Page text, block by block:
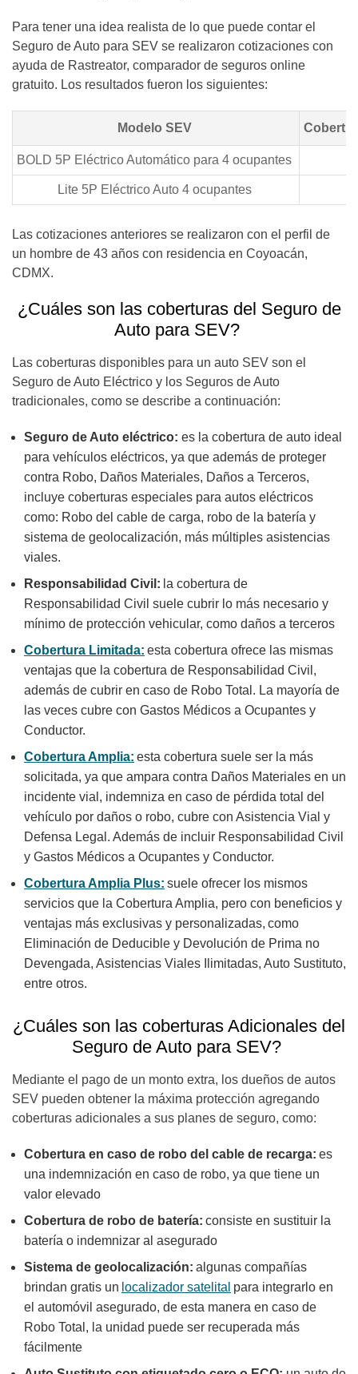
Para tener una idea realista de lo que puede contar el
Seguro de Auto para SEV se realizaron cotizaciones con
ayuda de Rastreator, comparador de seguros online
gratuito. Los resultados fueron los siguientes:
Modelo SEV
BOLD 5P Eléctrico Automático para 4 ocupantes
Lite 5P Eléctrico Auto 4 ocupantes
Las cotizaciones anteriores se realizaron con el perfil de
un hombre de 43 años con residencia en Coyoacán,
CDMX.
¿Cuáles son las coberturas del Seguro de
Auto para SEV?
Las coberturas disponibles para un auto SEV son el
Seguro de Auto Eléctrico y los Seguros de Auto
tradicionales, como se describe a continuación:
Seguro de Auto eléctrico: es la cobertura de auto ideal
para vehículos eléctricos, ya que además de proteger
contra Robo, Daños Materiales, Daños a Terceros,
incluye coberturas especiales para autos eléctricos
como: Robo del cable de carga, robo de la batería y
sistema de geolocalización, más múltiples asistencias
viales.
Responsabilidad Civil: la cobertura de
Responsabilidad Civil suele cubrir lo más necesario y
mínimo de protección vehicular, como daños a terceros
Cobertura Limitada: esta cobertura ofrece las mismas
ventajas que la cobertura de Responsabilidad Civil,
además de cubrir en caso de Robo Total. La mayoría de
las veces cubre con Gastos Médicos a Ocupantes y
Conductor.
Cobertura Amplia: esta cobertura suele ser la más
solicitada, ya que ampara contra Daños Materiales en un
incidente vial, indemniza en caso de pérdida total del
vehículo por daños o robo, cubre con Asistencia Vial y
Defensa Legal. Además de incluir Responsabilidad Civil
y Gastos Médicos a Ocupantes y Conductor.
Cobertura Amplia Plus: suele ofrecer los mismos
servicios que la Cobertura Amplia, pero con beneficios y
ventajas más exclusivas y personalizadas, como
Eliminación de Deducible y Devolución de Prima no
Devengada, Asistencias Viales Ilimitadas, Auto Sustituto,
entre otros.
¿Cuáles son las coberturas Adicionales del
Seguro de Auto para SEV?
Mediante el pago de un monto extra, los dueños de autos
SEV pueden obtener la máxima protección agregando
coberturas adicionales a sus planes de seguro, como:
Cobertura en caso de robo del cable de recarga: es
una indemnización en caso de robo, ya que tiene un
valor elevado
Cobertura de robo de batería: consiste en sustituir la
batería o indemnizar al asegurado
Sistema de geolocalización: algunas compañías
brindan gratis un localizador satelital para integrarlo en
el automóvil asegurado, de esta manera en caso de
Robo Total, la unidad puede ser recuperada más
fácilmente